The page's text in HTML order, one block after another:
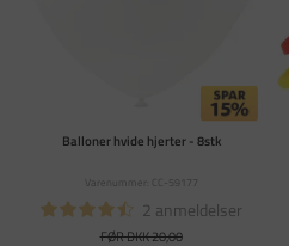
Balloner hvide hjerter - 8stk
Varenummer: CC-59177
2 anmeldelser
FØR DKK 20,00